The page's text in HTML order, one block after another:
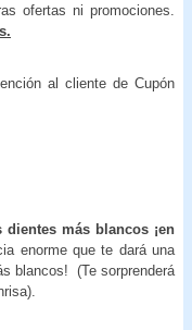
ofertas ni promociones.
al cliente de Cupón
más blancos ¡en
enorme que te dará una
blancos! (Te sorprenderá